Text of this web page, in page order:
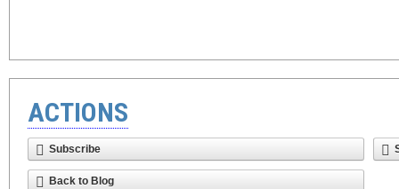
ACTIONS
Subscribe
Back to Blog